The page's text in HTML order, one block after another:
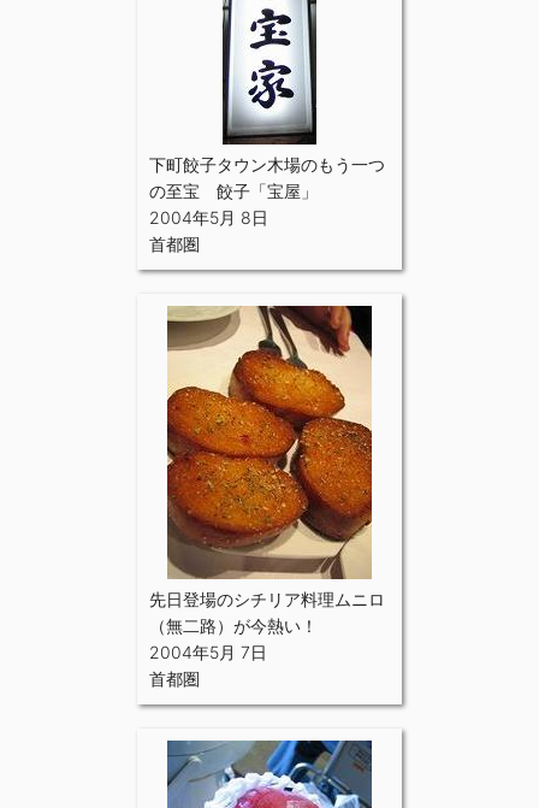
下町餃子タウン木場のもう一つ
の至宝 餃子「宝屋」
2004年5月 8日
首都圏
先日登場のシチリア料理ムニロ
（無二路）が今熱い！
2004年5月 7日
首都圏